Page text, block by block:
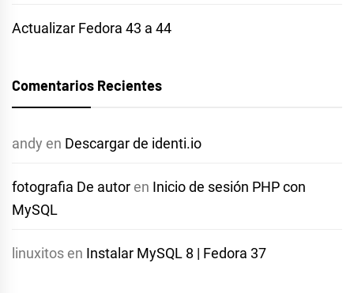
Actualizar Fedora 43 a 44
Comentarios Recientes
andy en Descargar de identi.io
fotografia De autor en Inicio de sesión PHP con
MySQL
linuxitos en Instalar MySQL 8 | Fedora 37